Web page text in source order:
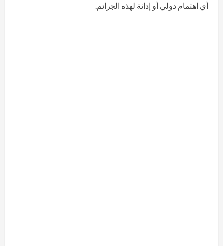
أي اهتمام دولي أو إدانة لهذه الجرائم.